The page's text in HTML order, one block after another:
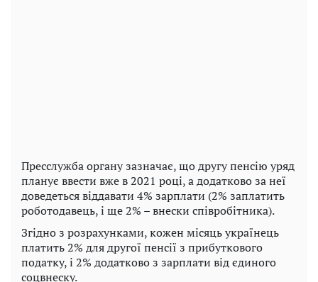
Пресслужба органу зазначає, що другу пенсію уряд
планує ввести вже в 2021 році, а додатково за неї
доведеться віддавати 4% зарплати (2% заплатить
роботодавець, і ще 2% – внески співробітника).
Згідно з розрахунками, кожен місяць українець
платить 2% для другої пенсії з прибуткового
податку, і 2% додатково з зарплати від єдиного
соцвнеску.